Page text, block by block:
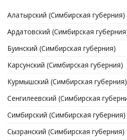
Алатырский (Симбирская губерния)
Ардатовский (Симбирская
Буинский (Симбирская губерния)
Карсунский (Симбирская губерния)
Курмышский (Симбирская губерния)
Сенгилеевский (Симбирская
Симбирский (Симбирская губерния)
Сызранский (Симбирская губерния)